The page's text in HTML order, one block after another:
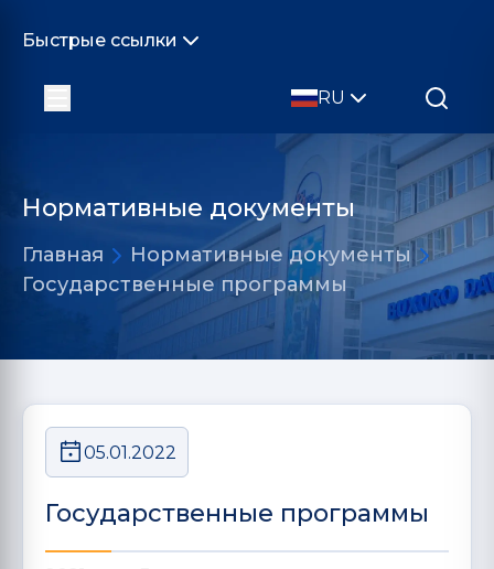
Быстрые ссылки
RU
Нормативные документы
Главная
Нормативные документы
Государственные программы
05.01.2022
Государственные программы